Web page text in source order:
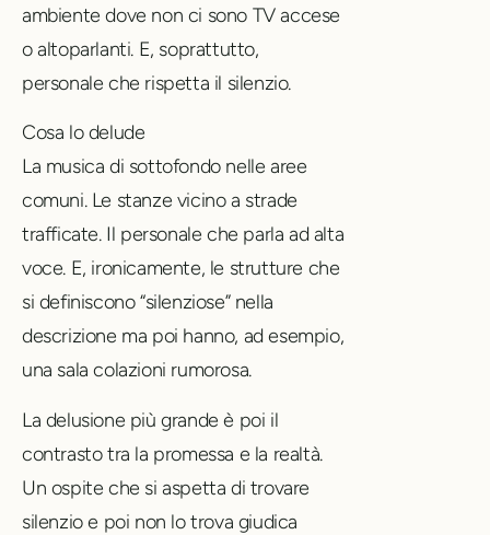
ambiente dove non ci sono TV accese
o altoparlanti. E, soprattutto,
personale che rispetta il silenzio.
Cosa lo delude
La musica di sottofondo nelle aree
comuni. Le stanze vicino a strade
trafficate. Il personale che parla ad alta
voce. E, ironicamente, le strutture che
si definiscono “silenziose” nella
descrizione ma poi hanno, ad esempio,
una sala colazioni rumorosa.
La delusione più grande è poi il
contrasto tra la promessa e la realtà.
Un ospite che si aspetta di trovare
silenzio e poi non lo trova giudica